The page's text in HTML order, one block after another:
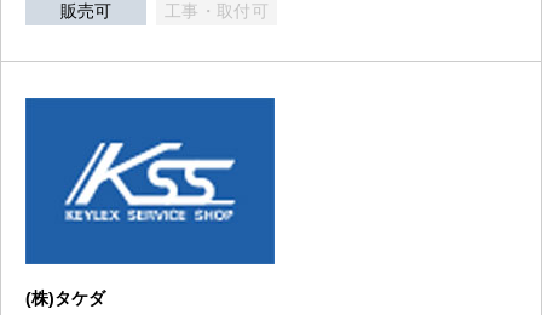
販売可 工事・取付可
(株)タケダ